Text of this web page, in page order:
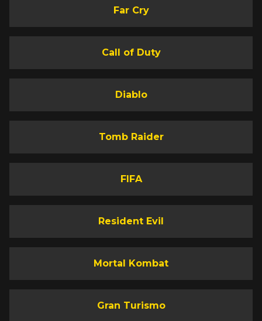
Far Cry
Call of Duty
Diablo
Tomb Raider
FIFA
Resident Evil
Mortal Kombat
Gran Turismo